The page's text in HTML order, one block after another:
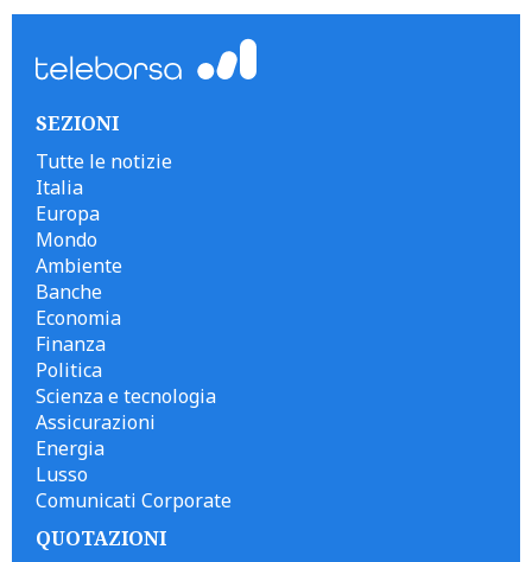
SEZIONI
Tutte le notizie
Italia
Europa
Mondo
Ambiente
Banche
Economia
Finanza
Politica
Scienza e tecnologia
Assicurazioni
Energia
Lusso
Comunicati Corporate
QUOTAZIONI